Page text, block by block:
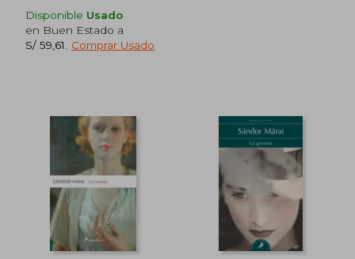
55% S/ 141,40
S/ 63,63
40%
dcto.
Disponible Usado
en Buen Estado a
S/ 59,61
Comprar Usado